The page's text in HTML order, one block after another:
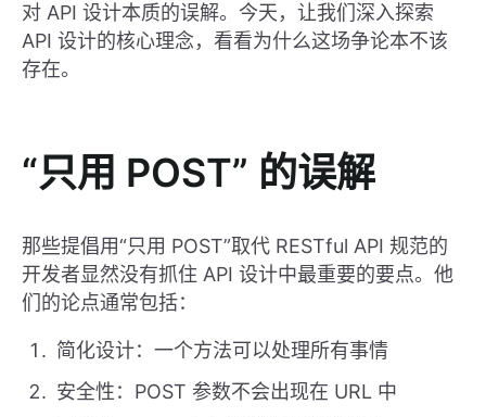
对 API 设计本质的误解。今天，让我们深入探索
API 设计的核心理念，看看为什么这场争论本不该
存在。
“只用 POST” 的误解
那些提倡用“只用 POST”取代 RESTful API 规范的
开发者显然没有抓住 API 设计中最重要的要点。他
们的论点通常包括：
简化设计：一个方法可以处理所有事情
安全性：POST 参数不会出现在 URL 中